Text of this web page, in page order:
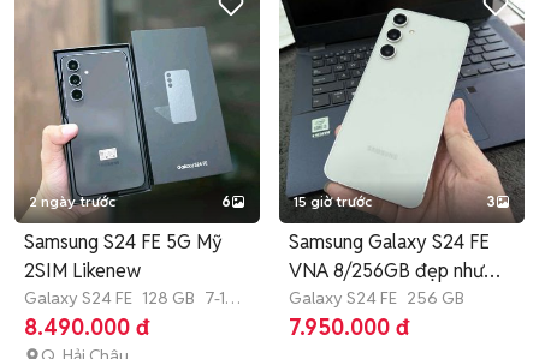
2 ngày trước 6
Samsung S24 FE 5G Mỹ
2SIM Likenew
Galaxy S24 FE 128 GB 7-12
tháng
8.490.000 đ
15 giờ trước 3
Samsung Galaxy S24 FE
VNA 8/256GB đẹp như
mới
Galaxy S24 FE 256 GB
7.950.000 đ